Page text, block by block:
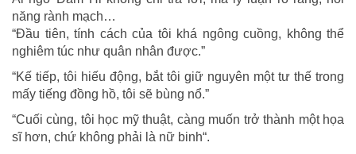
năng rành mạch…
“Đầu tiên, tính cách của tôi khá ngông cuồng, không thể
nghiêm túc như quân nhân được.”
“Kế tiếp, tôi hiếu động, bắt tôi giữ nguyên một tư thế trong
mấy tiếng đồng hồ, tôi sẽ bùng nổ.”
“Cuối cùng, tôi học mỹ thuật, càng muốn trở thành một họa
sĩ hơn, chứ không phải là nữ binh“.